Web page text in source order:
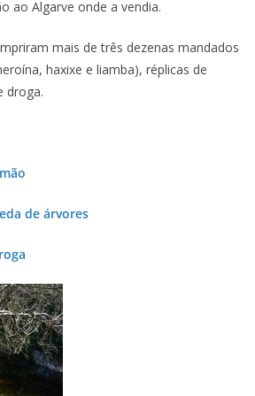
ao Algarve onde a vendia.
mais de três dezenas mandados
haxixe e liamba), réplicas de
droga.
de árvores